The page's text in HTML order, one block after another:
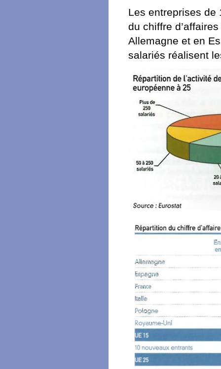
Les entreprises de
du chiffre
Allema­gne et en
salariés réalisent